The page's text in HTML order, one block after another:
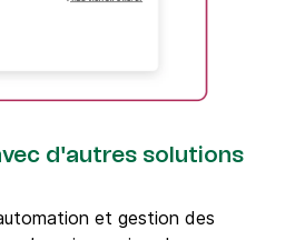
d'autres solutions
et gestion des